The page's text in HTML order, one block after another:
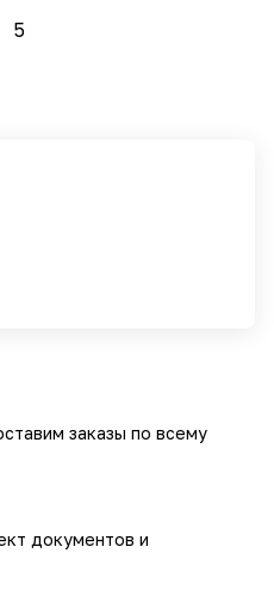
5
заказы по всему
документов и